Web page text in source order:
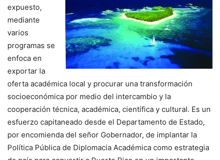
expuesto,
mediante
varios
programas se
enfoca en
exportar la
oferta académica local y procurar una transformación
socioeconómica por medio del intercambio y la
cooperación técnica, académica, científica y cultural. Es un
esfuerzo capitaneado desde el Departamento de Estado,
por encomienda del señor Gobernador, de implantar la
Política Pública de Diplomacia Académica como estrategia